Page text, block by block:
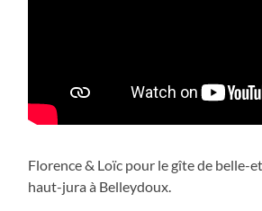
Florence & Loïc pour le gîte de belle-
haut-jura à Belleydoux.